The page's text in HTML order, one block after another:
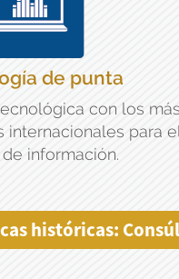
de punta
con los más
internacionales para el
información.
históricas: